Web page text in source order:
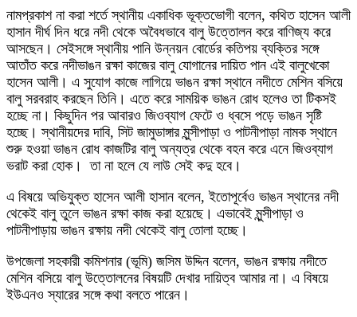
নামপ্রকাশ না করা শর্তে স্থানীয় একাধিক ভূক্তভোগী বলেন, কথিত হাসেন আলী
হাসান দীর্ঘ দিন ধরে নদী থেকে অবৈধভাবে বালু উত্তোলন করে বাণিজ্য করে
আসছেন। সেইসঙ্গে স্থানীয় পানি উন্নয়ন বোর্ডের কতিপয় ব্যক্তির সঙ্গে
আতাঁত করে নদীভাঙন রক্ষা কাজের বালু যোগানের দায়িত পান এই বালুখেকো
হাসেন আলী। এ সুযোগ কাজে লাগিয়ে ভাঙন রক্ষা স্থানে নদীতে মেশিন বসিয়ে
বালু সরবরাহ করছেন তিনি। এতে করে সাময়িক ভাঙন রোধ হলেও তা টিকসই
হচ্ছে না। কিছুদিন পর আবারও জিওব্যাগ ফেটে ও ধ্বসে পড়ে ভাঙন সৃষ্টি
হচ্ছে। স্থানীয়দের দাবি, সিট জামুডাঙ্গার মুন্সীপাড়া ও পাটনীপাড়া নামক স্থানে
শুরু হওয়া ভাঙন রোধ কাজটির বালু অন্যত্র থেকে বহন করে এনে জিওব্যাগ
ভরাট করা হোক। তা না হলে যে লাউ সেই কদু হবে।
এ বিষয়ে অভিযুক্ত হাসেন আলী হাসান বলেন, ইতোপূর্বেও ভাঙন স্থানের নদী
থেকেই বালু তুলে ভাঙন রক্ষা কাজ করা হয়েছে। এভাবেই মুন্সীপাড়া ও
পাটনীপাড়ায় ভাঙন রক্ষায় নদী থেকেই বালু তোলা হচ্ছে।
উপজেলা সহকারী কমিশনার (ভূমি) জসিম উদ্দিন বলেন, ভাঙন রক্ষায় নদীতে
মেশিন বসিয়ে বালু উত্তোলনের বিষয়টি দেখার দায়িত্ব আমার না। এ বিষয়ে
ইউএনও স্যারের সঙ্গে কথা বলতে পারেন।